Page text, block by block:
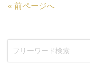
« 前ページへ